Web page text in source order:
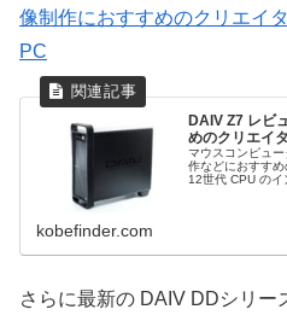
像制作におすすめのクリエイ
PC
DAIV Z7 レビ
めのクリエイ
マウスコンピュ
作などにおすす
12世代 CPU の
kobefinder.com
さらに最新の DAIV DDシリー